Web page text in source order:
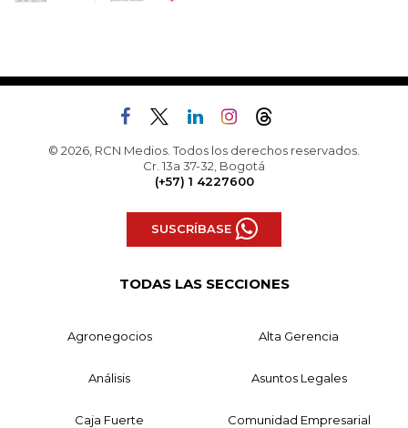
© 2026, RCN Medios. Todos los derechos reservados.
Cr. 13a 37-32, Bogotá
(+57) 1 4227600
SUSCRÍBASE
TODAS LAS SECCIONES
Agronegocios Alta Gerencia
Análisis Asuntos Legales
Caja Fuerte Comunidad Empresarial